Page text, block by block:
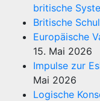
britische
Britische
Europäische
15. Mai 2026
Impulse zur
Mai 2026
Logische